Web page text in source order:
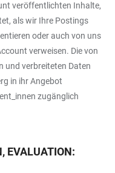
veröffentlichten Inhalte,
als wir Ihre Postings
oder auch von uns
verweisen. Die von
und verbreiteten Daten
in ihr Angebot
zugänglich
EVALUATION: